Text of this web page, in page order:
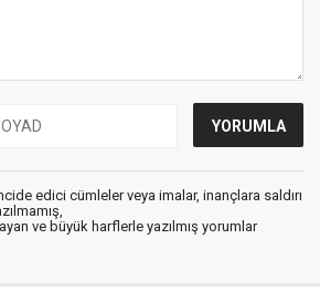
edici cümleler veya imalar, inançlara saldırı
ve büyük harflerle yazılmış yorumlar